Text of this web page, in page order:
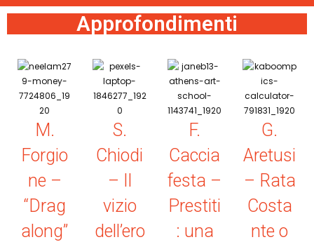
Approfondimenti
M.
Forgio
ne –
“Drag
along”
S.
Chiodi
– Il
vizio
dell’ero
F.
Caccia
festa –
Prestiti
: una
G.
Aretusi
– Rata
Costa
nte o